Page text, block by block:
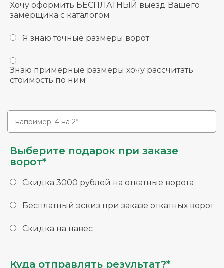
Хочу оформить БЕСПЛАТНЫЙ выезд Вашего
замерщика с каталогом
Я знаю точные размеры ворот
Знаю примерные размеры хочу рассчитать
стоимость по ним
Выберите подарок при заказе
ворот*
Скидка 3000 рублей на откатные ворота
Бесплатный эскиз при заказе откатных ворот
Скидка на навес
Куда отправлять результат?*